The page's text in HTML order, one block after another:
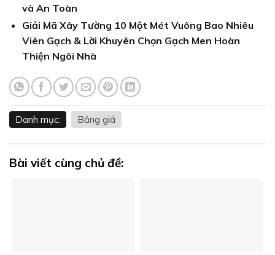
và An Toàn
Giải Mã Xây Tường 10 Một Mét Vuông Bao Nhiêu
Viên Gạch & Lời Khuyên Chọn Gạch Men Hoàn
Thiện Ngôi Nhà
Danh mục: Bảng giá
Bài viết cùng chủ đề: